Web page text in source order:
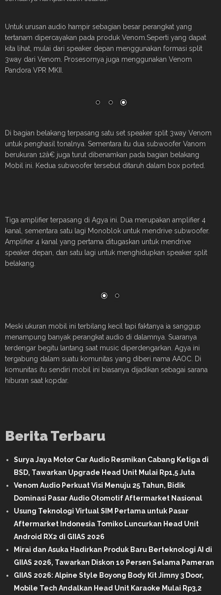
Untuk urusan audio hampir sebagian besar perangkat yang
tertanam dipercayakan pada produk Venom.Seperti yang dapat
kita lihat, mulai dari speaker depan menggunakan formasi split
3way dari Venom. Prosesornya juga menggunakan Venom
Pandora VPR MKII.
Di bagian belakang terpasang satu set speaker split 3way Venom
untuk penghasil tonalnya. Sementara itu dua subwoofer Vanom
berukuran 12â€ juga turut dibenamkan pada bagian belakang
Mobil ini. Kedua subwoofer tersebut ditaruh dalam box ported.
Tiga amplifier terpasang di Agya ini. Dua merupakan amplifier 4
kanal, sementara satu lagi Monoblok untuk mendrive subwoofer.
Amplifier 4 kanal yang pertama ditugaskan untuk mendrive
speaker depan, dan satu lagi untuk menghidupkan speaker split
belakang.
Meski ukuran mobil ini terbilang kecil tapi faktanya ia sanggup
menampung banyak perangkat audio di dalamnya. Suaranya
terdengar begitu lantang saat music diperdengarkan. Agya ini
tergabung dalam suatu komunitas yang diberi nama AAOC. Di
komunitas itu sendiri mobil ini biasanya dijadikan sebagai sarana
hiburan saat kopdar.
Berita Terbaru
Surya Jaya Motor Car Audio Resmikan Cabang Ketiga di
BSD, Tawarkan Upgrade Head Unit Mulai Rp1,5 Juta
Venom Audio Perkuat Visi Menuju 25 Tahun, Bidik
Dominasi Pasar Audio Otomotif Aftermarket Nasional
Usung Teknologi Virtual SIM Pertama untuk Pasar
Aftermarket Indonesia Tomiko Luncurkan Head Unit
Android RX2 di GIIAS 2026
Mirai dan Asuka Hadirkan Produk Baru Berteknologi AI di
GIIAS 2026, Tawarkan Diskon 10 Persen Selama Pameran
GIIAS 2026: Alpine Style Boyong Body Kit Jimny 3 Door,
Mobile Tech Andalkan Head Unit Karaoke Mulai Rp3,2